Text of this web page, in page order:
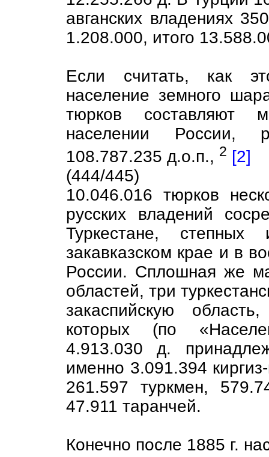
авганских владениях
1.208.000, итого
Если считать, как
население земного
тюрков составляют
населении России,
108.787.235 д.о.п., 2 [2]
(444/445)
10.046.016 тюрков
русских владений
Туркестане,
закавказском крае и в
России. Сплошная же
областей, три
закаспийскую
которых (по
4.913.030 д.
именно 3.091.394
261.597 туркмен,
47.911 таранчей.
Конечно после 1885 г.